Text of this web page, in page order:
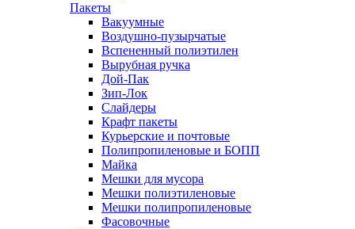
Пакеты
Вакуумные
Воздушно-пузырчатые
Вспененный полиэтилен
Вырубная ручка
Дой-Пак
Зип-Лок
Слайдеры
Крафт пакеты
Курьерские и почтовые
Полипропиленовые и БОПП
Майка
Мешки для мусора
Мешки полиэтиленовые
Мешки полипропиленовые
Фасовочные